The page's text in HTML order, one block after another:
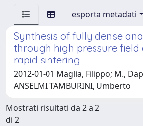
esporta metadati
Synthesis of fully dense
through high pressure field
rapid sintering.
2012-01-01 Maglia, Filippo; M.,
ANSELMI TAMBURINI, Umberto
Mostrati risultati da 2 a 2
di 2